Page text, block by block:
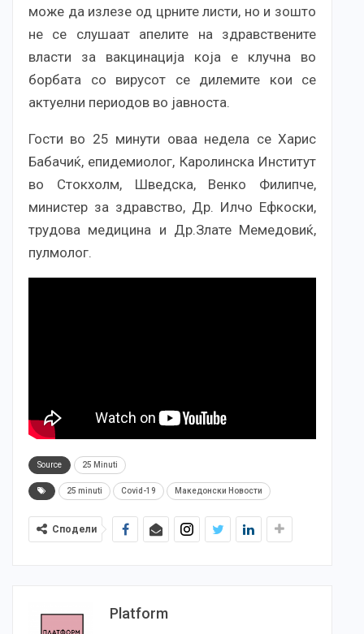
може да излезе од црните листи, но и зошто
не се слушаат апелите на здравствените
власти за вакцинација која е клучна во
борбата со вирусот се дилемите кои се
актуелни периодов во јавноста.
Гости во 25 минути оваа недела се Харис
Бабачиќ, епидемиолог, Каролинска Институт
во Стокхолм, Шведска, Венко Филипче,
министер за здравство, Др. Илчо Ефкоски,
трудова медицина и Др.Злате Мемедовиќ,
пулмолог.
Source 25 Minuti
25 minuti Covid-19 Македонски Новости
Сподели
Platform